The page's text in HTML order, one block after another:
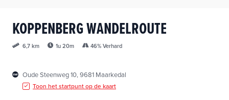
KOPPENBERG WANDELROUTE
6,7 km 1u 20m 46% Verhard
Oude Steenweg 10, 9681 Maarkedal
Toon het startpunt op de kaart